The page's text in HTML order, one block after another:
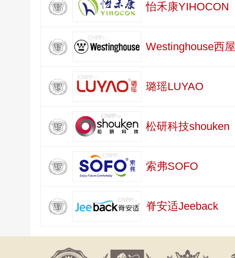
12 怡禾康YIHOCON
13 Westinghouse西屋
14 璐瑶LUYAO
15 松研科技shouken
16 索弗SOFO
17 脊安适Jeeback